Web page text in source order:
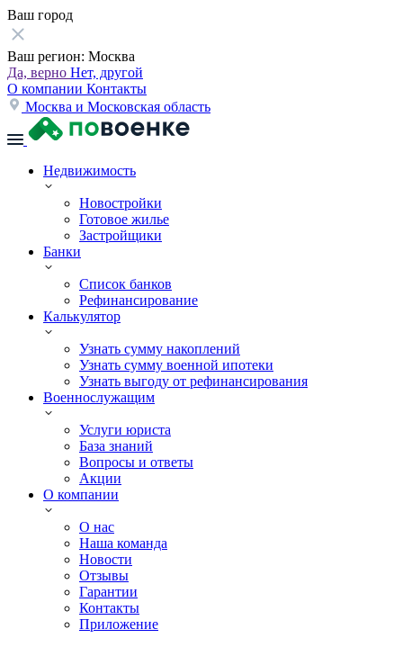
Ваш город
Ваш регион: Москва
Да, верно Нет, другой
О компании Контакты
Москва и Московская область
Недвижимость
Новостройки
Готовое жилье
Застройщики
Банки
Список банков
Рефинансирование
Калькулятор
Узнать сумму накоплений
Узнать сумму военной ипотеки
Узнать выгоду от рефинансирования
Военнослужащим
Услуги юриста
База знаний
Вопросы и ответы
Акции
О компании
О нас
Наша команда
Новости
Отзывы
Гарантии
Контакты
Приложение